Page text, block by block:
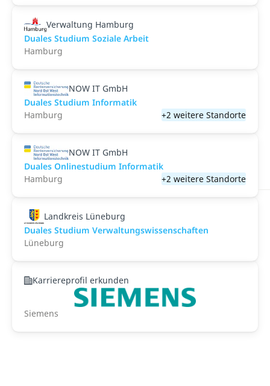
Verwaltung Hamburg
Duales Studium Soziale Arbeit
Hamburg
NOW IT GmbH
Duales Studium Informatik
Hamburg
+2 weitere Standorte
NOW IT GmbH
Duales Onlinestudium Informatik
Hamburg
+2 weitere Standorte
Landkreis Lüneburg
Duales Studium Verwaltungswissenschaften
Lüneburg
Karriereprofil erkunden
Siemens